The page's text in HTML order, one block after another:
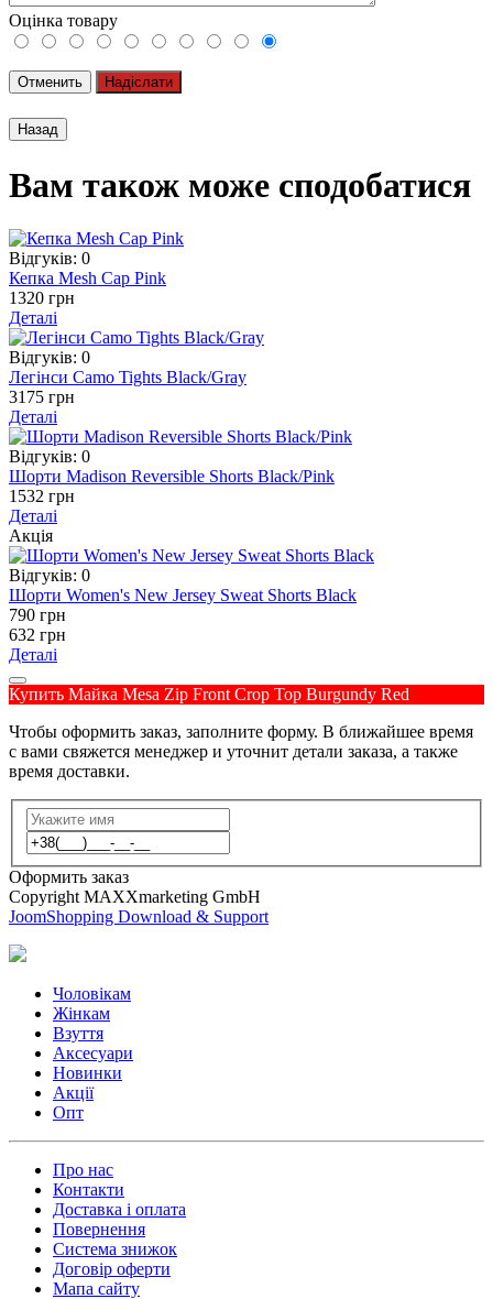
Оцінка товару
Отменить Надіслати
Вам також може сподобатися
Відгуків: 0
Кепка Mesh Cap Pink
1320 грн
Деталі
Відгуків: 0
Легінси Camo Tights Black/Gray
3175 грн
Деталі
Відгуків: 0
Шорти Madison Reversible Shorts Black/Pink
1532 грн
Деталі
Акція
Відгуків: 0
Шорти Women's New Jersey Sweat Shorts Black
790 грн
632 грн
Деталі
Купить Майка Mesa Zip Front Crop Top Burgundy Red
Чтобы оформить заказ, заполните форму. В ближайшее время
с вами свяжется менеджер и уточнит детали заказа, а также
время доставки.
Оформить заказ
Copyright MAXXmarketing GmbH
JoomShopping Download & Support
Чоловікам
Жінкам
Взуття
Аксесуари
Новинки
Акції
Опт
Про нас
Контакти
Доставка і оплата
Повернення
Система знижок
Договір оферти
Мапа сайту